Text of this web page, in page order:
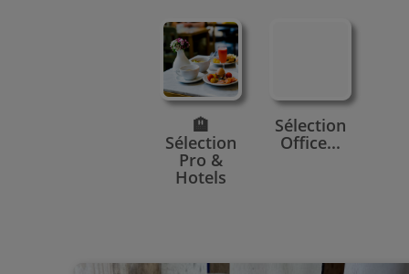
🏨
Sélection
Pro &
Hotels
Sélection
Office...